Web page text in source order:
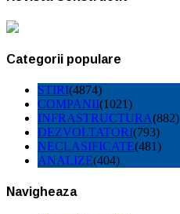
Categorii populare
STIRI(4874)
COMPANII(1021)
INFRASTRUCTURA(882)
DEZVOLTATORI(793)
NECLASIFICATE(481)
ANALIZE(404)
Navigheaza